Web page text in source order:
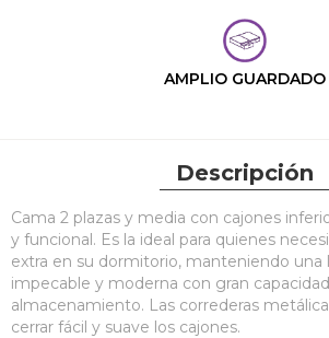
AMPLIO GUARDADO
Descripción
Cama 2 plazas y media con cajones
y funcional. Es la ideal para quienes
extra en su dormitorio, manteniendo una
impecable y moderna con gran
almacenamiento. Las correderas
cerrar fácil y suave los cajones.